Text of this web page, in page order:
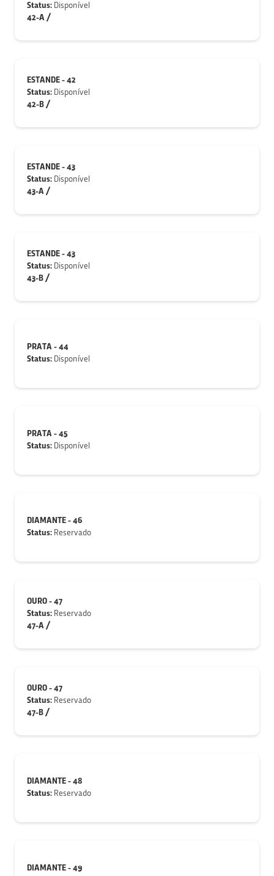
Status: Disponível
42-A /
ESTANDE - 42
Status: Disponível
42-B /
ESTANDE - 43
Status: Disponível
43-A /
ESTANDE - 43
Status: Disponível
43-B /
PRATA - 44
Status: Disponível
PRATA - 45
Status: Disponível
DIAMANTE - 46
Status: Reservado
OURO - 47
Status: Reservado
47-A /
OURO - 47
Status: Reservado
47-B /
DIAMANTE - 48
Status: Reservado
DIAMANTE - 49